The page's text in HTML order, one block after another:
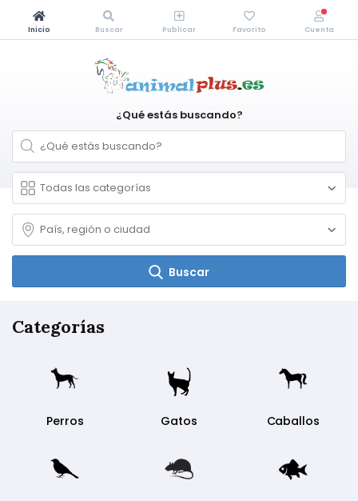
¿Qué estás buscando?
Buscar
Categorías
Perros Gatos Caballos
Inicio Buscar Publicar Favorito Cuenta